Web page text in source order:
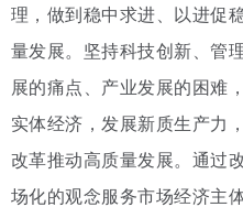
理，做到稳中求进、以进促
量发展。坚持科技创新、管
展的痛点、产业发展的困难
实体经济，发展新质生产力
改革推动高质量发展。通过
场化的观念服务市场经济主